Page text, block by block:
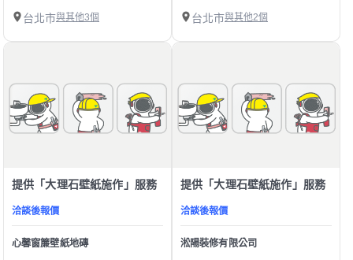
台北市與其他3個 台北市與其他2個
提供「大理石壁紙施作」服務
洽談後報價
心馨窗簾壁紙地磚
提供「大理石壁紙施作」服務
洽談後報價
淞陽裝修有限公司